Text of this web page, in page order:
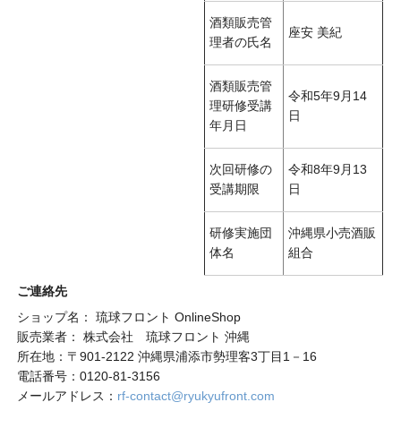
酒類販売管
理者の氏名
座安 美紀
酒類販売管
理研修受講
年月日
令和5年9月14
日
次回研修の
受講期限
令和8年9月13
日
研修実施団
体名
沖縄県小売酒販
組合
ご連絡先
ショップ名： 琉球フロント OnlineShop
販売業者： 株式会社 琉球フロント 沖縄
所在地：〒901-2122 沖縄県浦添市勢理客3丁目1－16
電話番号：0120-81-3156
メールアドレス： rf-contact@ryukyufront.com